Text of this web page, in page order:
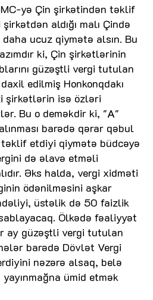
yə Çin şirkətindən təklif
aldığı malı Çində
ucuz qiymətə alsın. Bu
ki, Çin şirkətlərinin
güzəştli vergi tutulan
edilmiş Honkonqdakı
şirkətlərin isə özləri
Bu o deməkdir ki, "A"
barədə qərar qəbul
etdiyi qiymətə büdcəyə
də əlavə etməli
Əks halda, vergi xidməti
ödənilməsini aşkar
üstəlik də 50 faizlik
Ölkədə fəaliyyət
ay güzəştli vergi tutulan
barədə Dövlət Vergi
nəzərə alsaq, belə
ümid etmək